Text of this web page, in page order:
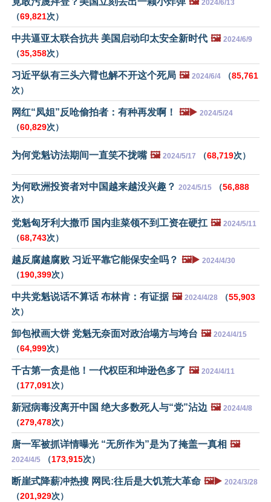
2024/6/13
（69,821次）
中共逼亚太联合抗共 美国启动印太安全新时代 🖼️ 2024/6/9
（35,358次）
习近平纵有三头六臂也解不开这个死局 🖼️ 2024/6/4 （85,761
次）
网红“凤姐”反呛偷拍者：有种再发啊！ 🖼️▶️ 2024/5/24
（60,829次）
为何党魁访法期间一直笑不拢嘴 🖼️ 2024/5/17 （68,719次）
为何欧洲投资者对中国越来越没兴趣？ 2024/5/15 （56,888
次）
党魁匈牙利大撒币 国内韭菜领不到工资在硬扛 🖼️ 2024/5/11
（68,743次）
越反腐越腐败 习近平靠它能保安全吗？ 🖼️▶️ 2024/4/30
（190,399次）
中共党魁说话不算话 布林肯：有证据 🖼️ 2024/4/28 （55,903
次）
卸包袱画大饼 党魁无奈面对政治塌方与垮台 🖼️ 2024/4/15
（64,999次）
千古第一贪是他！一代权臣和坤逊色多了 🖼️ 2024/4/11
（177,091次）
新冠病毒没离开中国 绝大多数死人与“党”沾边 🖼️ 2024/4/8
（279,478次）
唐一军被抓详情曝光 “无所作为”是为了掩盖一真相 🖼️
2024/4/5 （173,915次）
断崖式降薪冲热搜 网民:往后是大饥荒大革命 🖼️▶️ 2024/3/28
（201,929次）